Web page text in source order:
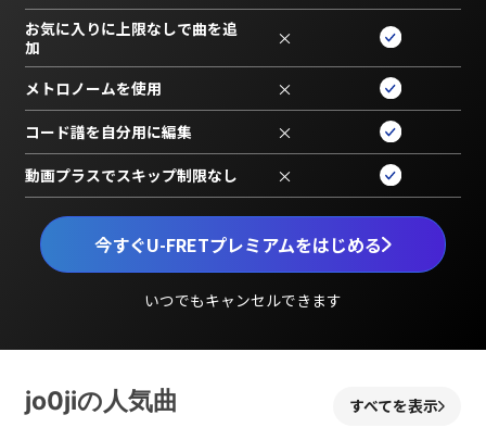
今すぐU-FRETプレミアムをはじめる
いつでもキャンセルできます
お気に入りに上限なしで曲を追
加
×
メトロノームを使用 ×
コード譜を自分用に編集 ×
動画プラスでスキップ制限なし ×
jo0jiの人気曲 すべてを表示